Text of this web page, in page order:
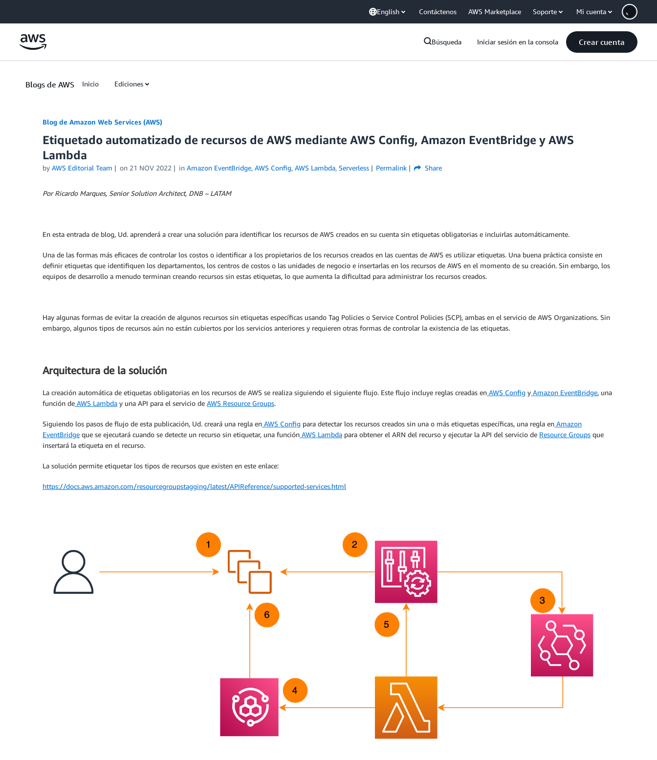
English Contáctenos AWS Marketplace Soporte Mi cuenta
Búsqueda Iniciar sesión en la consola Crear cuenta
Blogs de AWS Inicio Ediciones
Blog de Amazon Web Services (AWS)
Etiquetado automatizado de recursos de AWS mediante AWS Config, Amazon EventBridge y AWS
Lambda
by AWS Editorial Team on 21 NOV 2022 in Amazon EventBridge, AWS Config, AWS Lambda, Serverless Permalink Share
Por Ricardo Marques, Senior Solution Architect, DNB – LATAM
En esta entrada de blog, Ud. aprenderá a crear una solución para identificar los recursos de AWS creados en su cuenta sin etiquetas obligatorias e incluirlas automáticamente.
Una de las formas más eficaces de controlar los costos o identificar a los propietarios de los recursos creados en las cuentas de AWS es utilizar etiquetas. Una buena práctica consiste en
definir etiquetas que identifiquen los departamentos, los centros de costos o las unidades de negocio e insertarlas en los recursos de AWS en el momento de su creación. Sin embargo, los
equipos de desarrollo a menudo terminan creando recursos sin estas etiquetas, lo que aumenta la dificultad para administrar los recursos creados.
Hay algunas formas de evitar la creación de algunos recursos sin etiquetas específicas usando Tag Policies o Service Control Policies (SCP), ambas en el servicio de AWS Organizations. Sin
embargo, algunos tipos de recursos aún no están cubiertos por los servicios anteriores y requieren otras formas de controlar la existencia de las etiquetas.
Arquitectura de la solución
La creación automática de etiquetas obligatorias en los recursos de AWS se realiza siguiendo el siguiente flujo. Este flujo incluye reglas creadas en AWS Config y Amazon EventBridge, una
función de AWS Lambda y una API para el servicio de AWS Resource Groups.
Siguiendo los pasos de flujo de esta publicación, Ud. creará una regla en AWS Config para detectar los recursos creados sin una o más etiquetas específicas, una regla en Amazon
EventBridge que se ejecutará cuando se detecte un recurso sin etiquetar, una función AWS Lambda para obtener el ARN del recurso y ejecutar la API del servicio de Resource Groups que
insertará la etiqueta en el recurso.
La solución permite etiquetar los tipos de recursos que existen en este enlace:
https://docs.aws.amazon.com/resourcegroupstagging/latest/APIReference/supported-services.html